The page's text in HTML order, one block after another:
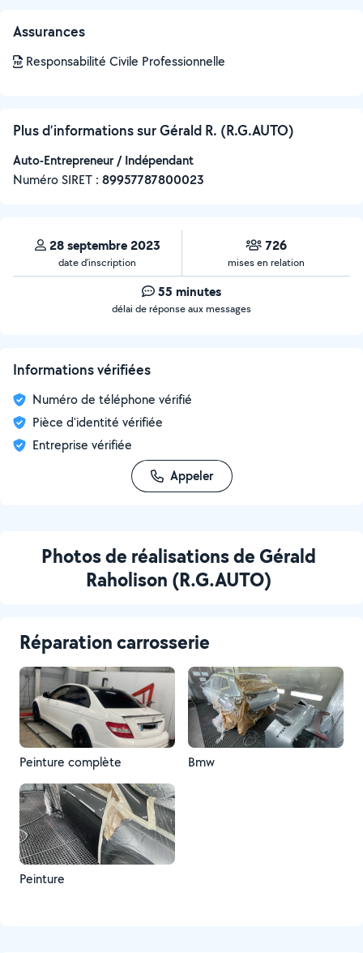
Assurances
Responsabilité Civile Professionnelle
Plus d’informations sur Gérald R. (R.G.AUTO)
Auto-Entrepreneur / Indépendant
Numéro SIRET : ‍89957787800023
28 septembre 2023
date d’inscription
726
mises en relation
55 minutes
délai de réponse aux messages
Informations vérifiées
Numéro de téléphone vérifié
Pièce d'identité vérifiée
Entreprise vérifiée
Appeler
Photos de réalisations de Gérald
Raholison (R.G.AUTO)
Réparation carrosserie
Peinture complète Bmw
Peinture